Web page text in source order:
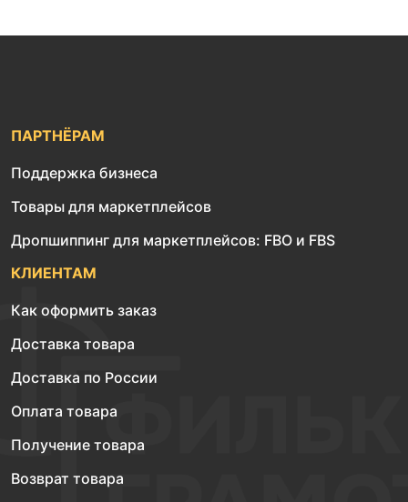
ПАРТНЁРАМ
Поддержка бизнеса
Товары для маркетплейсов
Дропшиппинг для маркетплейсов: FBO и FBS
КЛИЕНТАМ
Как оформить заказ
Доставка товара
Доставка по России
Оплата товара
Получение товара
Возврат товара